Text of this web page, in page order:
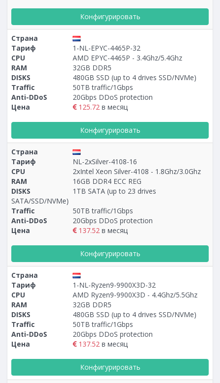
Конфигурировать
Страна
Тариф
1-NL-EPYC-4465P-32
CPU
AMD EPYC-4465P - 3.4Ghz/5.4Ghz
RAM
32GB DDR5
DISKS
480GB SSD (up to 4 drives SSD/NVMe)
Traffic
50TB traffic/1Gbps
Anti-DDoS
20Gbps DDoS protection
Цена
125.72 в месяц
Конфигурировать
Страна
Тариф
NL-2xSilver-4108-16
CPU
2xIntel Xeon Silver-4108 - 1.8Ghz/3.0Ghz
RAM
16GB DDR4 ECC REG
DISKS
1TB SATA (up to 23 drives
SATA/SSD/NVMe)
Traffic
50TB traffic/1Gbps
Anti-DDoS
20Gbps DDoS protection
Цена
137.52 в месяц
Конфигурировать
Страна
Тариф
1-NL-Ryzen9-9900X3D-32
CPU
AMD Ryzen9-9900X3D - 4.4Ghz/5.5Ghz
RAM
32GB DDR5
DISKS
480GB SSD (up to 4 drives SSD/NVMe)
Traffic
50TB traffic/1Gbps
Anti-DDoS
20Gbps DDoS protection
Цена
137.52 в месяц
Конфигурировать